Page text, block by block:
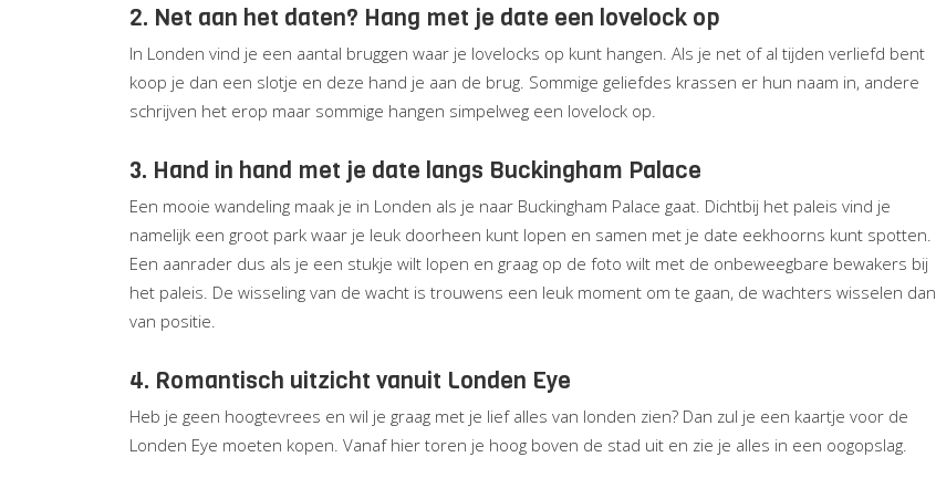
2. Net aan het daten? Hang met je date een lovelock op
In Londen vind je een aantal bruggen waar je lovelocks op kunt hangen. Als je net of al tijden verliefd bent
koop je dan een slotje en deze hand je aan de brug. Sommige geliefdes krassen er hun naam in, andere
schrijven het erop maar sommige hangen simpelweg een lovelock op.
3. Hand in hand met je date langs Buckingham Palace
Een mooie wandeling maak je in Londen als je naar Buckingham Palace gaat. Dichtbij het paleis vind je
namelijk een groot park waar je leuk doorheen kunt lopen en samen met je date eekhoorns kunt spotten.
Een aanrader dus als je een stukje wilt lopen en graag op de foto wilt met de onbeweegbare bewakers bij
het paleis. De wisseling van de wacht is trouwens een leuk moment om te gaan, de wachters wisselen dan
van positie.
4. Romantisch uitzicht vanuit Londen Eye
Heb je geen hoogtevrees en wil je graag met je lief alles van londen zien? Dan zul je een kaartje voor de
Londen Eye moeten kopen. Vanaf hier toren je hoog boven de stad uit en zie je alles in een oogopslag.